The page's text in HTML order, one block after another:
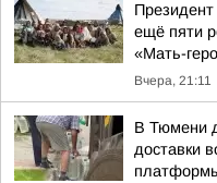
ещё пяти
«Мать-
Вчера, 21:11
В Тюмени
доставки